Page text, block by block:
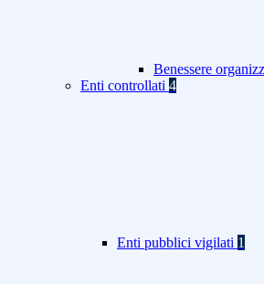
Benessere
Enti controllati 4
Enti pubblici vigilati 1